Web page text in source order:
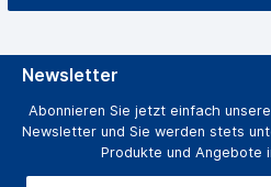
Newsletter
Abonnieren Sie jetzt einfach
Newsletter und Sie werden stets
Produkte und Angebote